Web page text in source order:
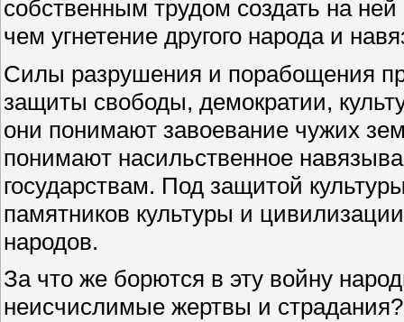
собственным трудом создать на
чем угнетение другого народа и
Силы разрушения и порабощения
защиты свободы, демократии,
они понимают завоевание чужих
понимают насильственное
государствам. Под защитой
памятников культуры и
народов.
За что же борются в эту войну
неисчислимые жертвы и страдания?